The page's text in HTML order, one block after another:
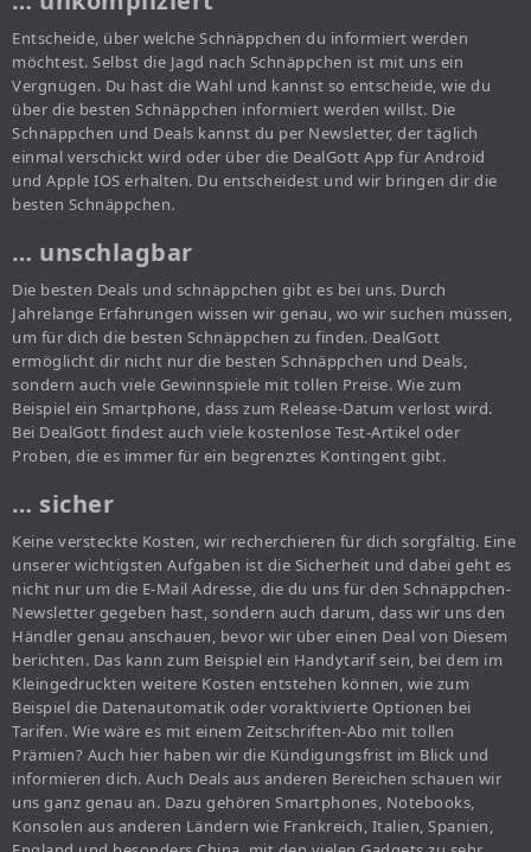
Entscheide, über welche Schnäppchen du informiert werden
möchtest. Selbst die Jagd nach Schnäppchen ist mit uns ein
Vergnügen. Du hast die Wahl und kannst so entscheide, wie du
über die besten Schnäppchen informiert werden willst. Die
Schnäppchen und Deals kannst du per Newsletter, der täglich
einmal verschickt wird oder über die DealGott App für Android
und Apple IOS erhalten. Du entscheidest und wir bringen dir die
besten Schnäppchen.
… unschlagbar
Die besten Deals und schnäppchen gibt es bei uns. Durch
Jahrelange Erfahrungen wissen wir genau, wo wir suchen müssen,
um für dich die besten Schnäppchen zu finden. DealGott
ermöglicht dir nicht nur die besten Schnäppchen und Deals,
sondern auch viele Gewinnspiele mit tollen Preise. Wie zum
Beispiel ein Smartphone, dass zum Release-Datum verlost wird.
Bei DealGott findest auch viele kostenlose Test-Artikel oder
Proben, die es immer für ein begrenztes Kontingent gibt.
… sicher
Keine versteckte Kosten, wir recherchieren für dich sorgfältig. Eine
unserer wichtigsten Aufgaben ist die Sicherheit und dabei geht es
nicht nur um die E-Mail Adresse, die du uns für den Schnäppchen-
Newsletter gegeben hast, sondern auch darum, dass wir uns den
Händler genau anschauen, bevor wir über einen Deal von Diesem
berichten. Das kann zum Beispiel ein Handytarif sein, bei dem im
Kleingedruckten weitere Kosten entstehen können, wie zum
Beispiel die Datenautomatik oder voraktivierte Optionen bei
Tarifen. Wie wäre es mit einem Zeitschriften-Abo mit tollen
Prämien? Auch hier haben wir die Kündigungsfrist im Blick und
informieren dich. Auch Deals aus anderen Bereichen schauen wir
uns ganz genau an. Dazu gehören Smartphones, Notebooks,
Konsolen aus anderen Ländern wie Frankreich, Italien, Spanien,